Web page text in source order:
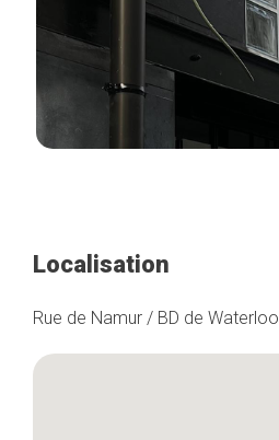
Localisation
Rue de Namur / BD de Waterloo